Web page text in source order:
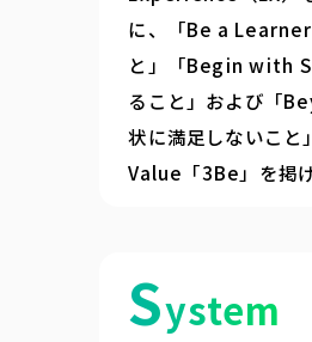
に、「Be a Learner
と」「Begin with
ること」および「
状に満足しないこと
Value「3Be」を掲げ
System